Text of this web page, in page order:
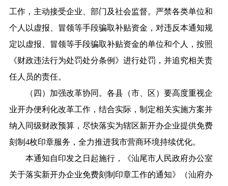
工作，主动接受企业、部门及社会监督。严禁各类单位和
个人以虚报、冒领等手段骗取补贴资金，对违反本通知规
定以虚报、冒领等手段骗取补贴资金的单位和个人，按照
《财政违法行为处罚处分条例》进行处罚，并追究相关责
任人员的责任。
（四）加强改革协同。各县（市、区）要高度重视企
业开办便利化改革工作，结合实际，制定相关实施方案并
纳入同级财政预算，尽快落实为辖区新开办企业提供免费
刻制4枚印章服务，全力推进我市营商环境持续优化。
本通知自印发之日起施行，《汕尾市人民政府办公室
关于落实新开办企业免费刻制印章工作的通知》（汕府办